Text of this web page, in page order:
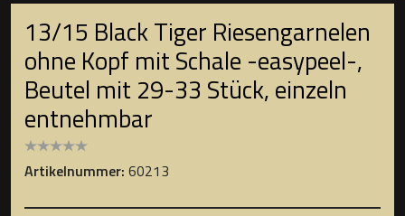
13/15 Black Tiger Riesengarnelen
ohne Kopf mit Schale -easypeel-,
Beutel mit 29-33 Stück, einzeln
entnehmbar
Artikelnummer: 60213